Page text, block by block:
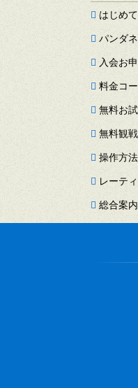
はじめ
パンダ
入会お
料金コ
無料お
無料観戦
操作方法
レーテ
総合案